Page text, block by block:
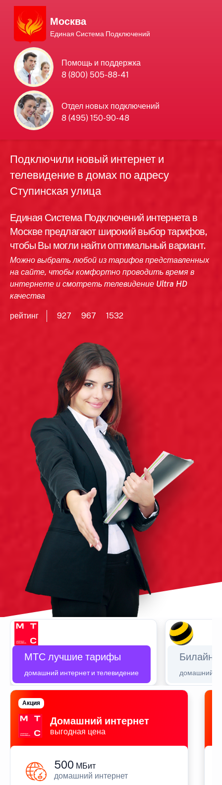
Москва
Единая Система Подключений
Помощь и поддержка
8 (800) 505-88-41
Отдел новых подключений
8 (495) 150-90-48
Единая Система
Подключений
нового интернета и
телевидения в Москве
Подключили новый интернет и
телевидение в домах по адресу
Ступинская улица
Единая Система Подключений интернета в
Москве предлагают широкий выбор тарифов,
чтобы Вы могли найти оптимальный вариант.
Можно выбрать любой из тарифов представленных
на сайте, чтобы комфортно проводить время в
интернете и смотреть телевидение Ultra HD
качества
рейтинг 927 967 1532
МТС лучшие тарифы
домашний интернет и телевидение
Билайн
домашний
Домашний интернет
выгодная цена
Акция
500 МБит
домашний интернет